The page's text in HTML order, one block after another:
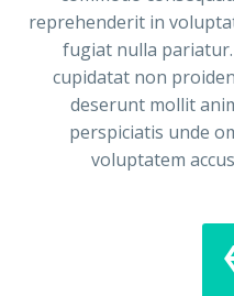
reprehenderit in
fugiat nulla
cupidatat non
deserunt mollit
perspiciatis unde
voluptatem